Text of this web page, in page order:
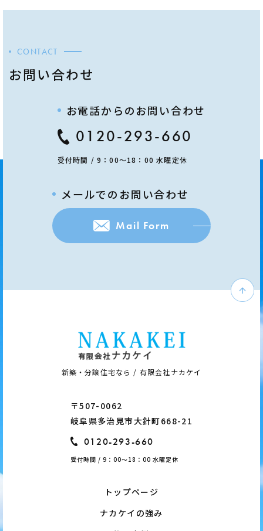
CONTACT
お問い合わせ
お電話からのお問い合わせ
0120-293-660
受付時間 / 9：00～18：00 水曜定休
メールでのお問い合わせ
Mail Form
新築・分譲住宅なら / 有限会社ナカケイ
〒507-0062
岐阜県多治見市大針町668-21
0120-293-660
受付時間 / 9：00～18：00 水曜定休
トップページ
ナカケイの強み